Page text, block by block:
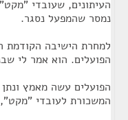
העיתונים, שעובדי
נמסר שהמפעל נסגר.
למחרת הישיבה הקודמת
הפועלים. הוא אמר לי
הפועלים עשה מאמץ
המשכורת לעובדי "מקט",